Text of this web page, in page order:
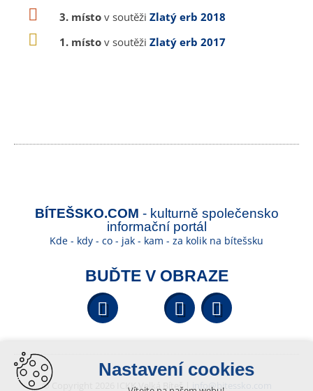
3. místo v soutěži Zlatý erb 2018
1. místo v soutěži Zlatý erb 2017
BÍTEŠSKO.COM - kulturně společensko
informační portál
Kde - kdy - co - jak - kam - za kolik na bítešsku
BUĎTE V OBRAZE
Facebook YouTube
© Copyright 2026 ICKK Velká Bíteš | info@bitessko.com
Nastavení cookies